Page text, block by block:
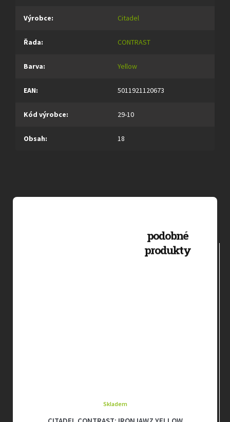
Výrobce: Citadel
Řada: CONTRAST
Barva: Yellow
EAN: 5011921120673
Kód výrobce: 29-10
Obsah: 18
Skladem